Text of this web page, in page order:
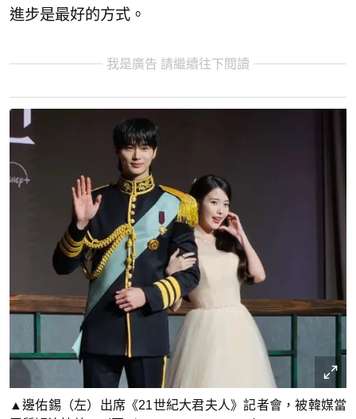
進步是最好的方式。
我是廣告 請繼續往下閱讀
▲邊佑錫（左）出席《21世紀大君夫人》記者會，被韓媒當